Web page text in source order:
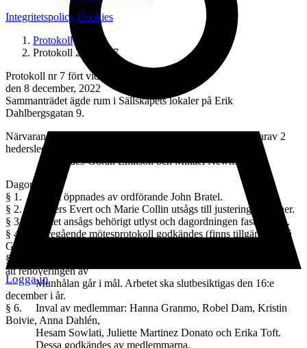
Logga in
Integritetspolicy Cookies
Protokoll
Protokoll 2022-nr-7
Protokoll nr 7 fört vid GTS´s allmänna möte
den 8 december, 2022
Sammanträdet ägde rum i Sällskapets lokaler på Erik
Dahlbergsgatan 9.
Närvarande: Ordföranden John Bratel samt 64 ledamöter varav 2
hedersledamöter:
Claes-Göran Emilson och Mikael Newman
Dagordning:
§ 1. Mötet öppnades av ordförande John Bratel.
§ 2. Anders Evert och Marie Collin utsågs till justeringspersoner.
§ 3. Mötet ansågs behörigt utlyst och dagordningen fastställdes.
§ 4. Föregående mötesprotokoll godkändes (finns tillgängligt på
GTS hemsida).
§ 5. Ordförandes rapport: Ordförande John Bratel informerar om
att renoveringen av
Munhålan går i mål. Arbetet ska slutbesiktigas den 16:e
december i år.
§ 6. Inval av medlemmar: Hanna Granmo, Robel Dam, Kristin
Boivie, Anna Dahlén,
Hesam Sowlati, Juliette Martinez Donato och Erika Toft.
Dessa godkändes av medlemmarna.